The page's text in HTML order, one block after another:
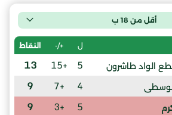
أقل من 18 ب
ل +/- النقاط
الواد طاشرون 5
+15
13
4
+7
9
5
+3
9